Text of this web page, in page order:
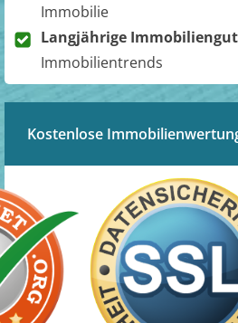
Immobilie
Langjährige
Immobilientrends
Kostenlose